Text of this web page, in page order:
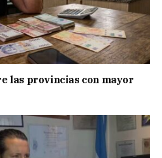
las provincias con mayor